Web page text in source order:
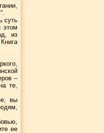
суть
этом
из
–
те,
вы
ее